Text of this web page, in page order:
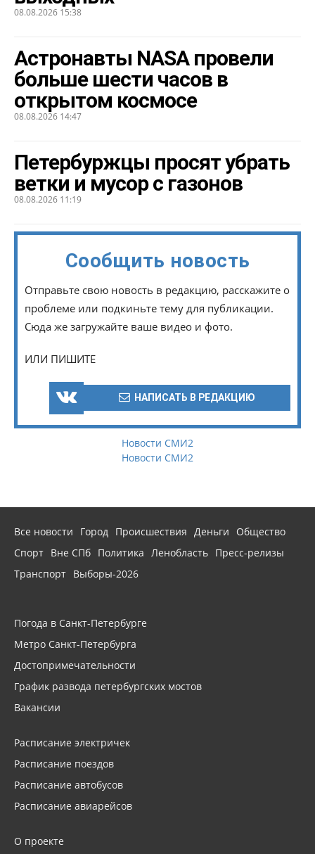
08.08.2026 15:38
Астронавты NASA провели
больше шести часов в
открытом космосе
08.08.2026 14:47
Петербуржцы просят убрать
ветки и мусор с газонов
08.08.2026 11:19
Сообщить новость
Отправьте свою новость в редакцию, расскажите о
проблеме или подкиньте тему для публикации.
Сюда же загружайте ваше видео и фото.
ИЛИ ПИШИТЕ
НАПИСАТЬ В РЕДАКЦИЮ
Новости СМИ2
Новости СМИ2
Все новости Город Происшествия Деньги
Общество
Спорт Вне СПб Политика Ленобласть Пресс-релизы
Транспорт Выборы-2026
Погода в Санкт-Петербурге
Метро Санкт-Петербурга
Достопримечательности
График развода петербургских мостов
Вакансии
Расписание электричек
Расписание поездов
Расписание автобусов
Расписание авиарейсов
О проекте